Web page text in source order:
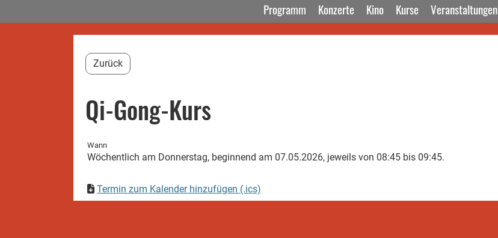
Programm Konzerte Kino Kurse Veranstaltungen
Zurück
Qi-Gong-Kurs
Wann
Wöchentlich am Donnerstag, beginnend am 07.05.2026, jeweils von 08:45 bis 09:45.
Termin zum Kalender hinzufügen (.ics)